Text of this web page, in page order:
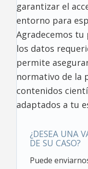
garantizar el
entorno para
Agradecemos
los datos
permite
normativo de la
contenidos
adaptados a tu
¿DESEA UNA
DE SU CASO?
Puede